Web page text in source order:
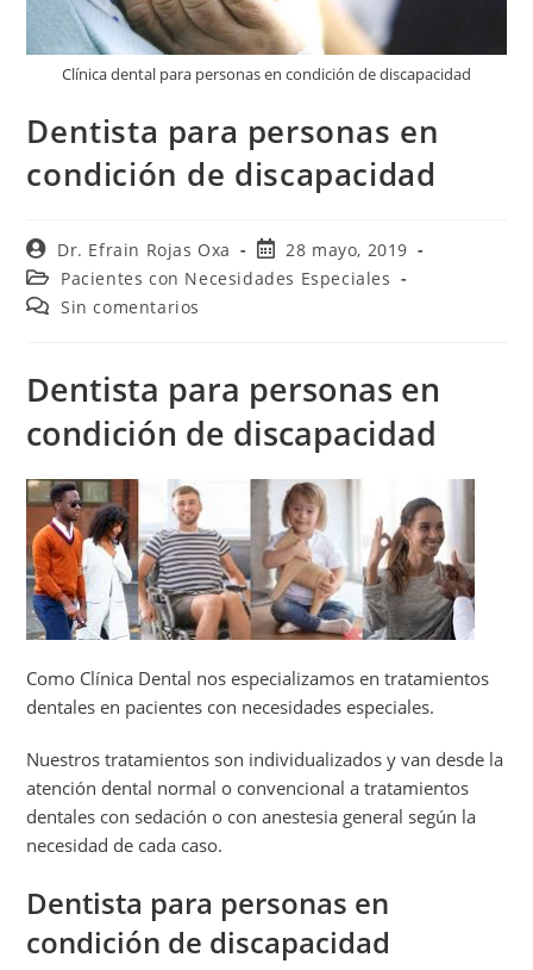
Clínica dental para personas en condición de discapacidad
Dentista para personas en
condición de discapacidad
Dr. Efrain Rojas Oxa
28 mayo, 2019
Pacientes con Necesidades Especiales
Sin comentarios
Dentista para personas en
condición de discapacidad
Como Clínica Dental nos especializamos en tratamientos
dentales en pacientes con necesidades especiales.
Nuestros tratamientos son individualizados y van desde la
atención dental normal o convencional a tratamientos
dentales con sedación o con anestesia general según la
necesidad de cada caso.
Dentista para personas en
condición de discapacidad